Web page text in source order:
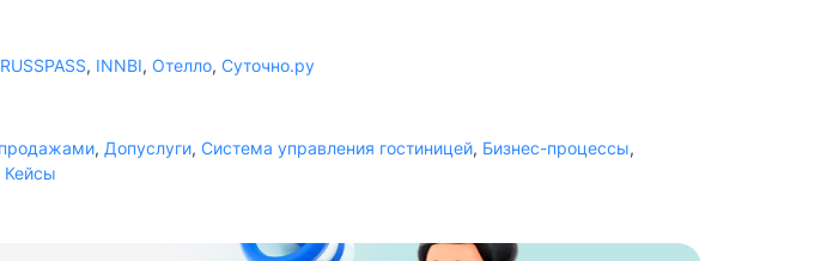
RUSSPASS, INNBI, Отелло, Суточно.ру
, Допуслуги, Система управления гостиницей, Бизнес-процессы,
Кейсы